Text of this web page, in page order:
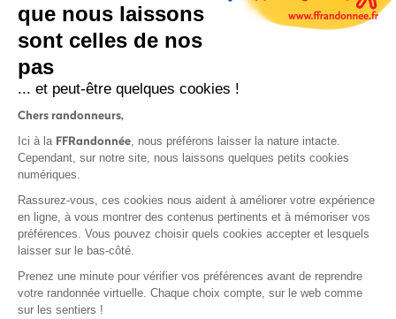
Protection des données
Politique de confidentialité
que nous laissons
sont celles de nos
pas
... et peut-être quelques cookies !
Chers randonneurs,
Ici à la FFRandonnée, nous préférons laisser la nature intacte.
Cependant, sur notre site, nous laissons quelques petits cookies
numériques.
Rassurez-vous, ces cookies nous aident à améliorer votre expérience
en ligne, à vous montrer des contenus pertinents et à mémoriser vos
préférences. Vous pouvez choisir quels cookies accepter et lesquels
laisser sur le bas-côté.
Prenez une minute pour vérifier vos préférences avant de reprendre
votre randonnée virtuelle. Chaque choix compte, sur le web comme
sur les sentiers !